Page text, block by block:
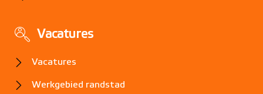
Vacatures
Vacatures
Werkgebied randstad